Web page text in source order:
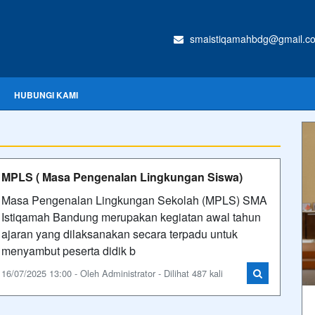
HUBUNGI KAMI
MPLS ( Masa Pengenalan Lingkungan Siswa)
Masa Pengenalan Lingkungan Sekolah (MPLS) SMA
Istiqamah Bandung merupakan kegiatan awal tahun
ajaran yang dilaksanakan secara terpadu untuk
menyambut peserta didik b
16/07/2025 13:00 - Oleh Administrator - Dilihat 487 kali